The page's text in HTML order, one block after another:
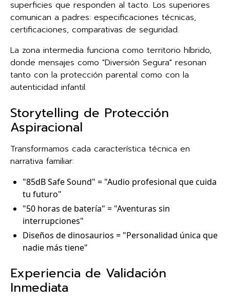
superficies que responden al tacto. Los superiores
comunican a padres: especificaciones técnicas,
certificaciones, comparativas de seguridad.
La zona intermedia funciona como territorio híbrido,
donde mensajes como "Diversión Segura" resonan
tanto con la protección parental como con la
autenticidad infantil.
Storytelling de Protección
Aspiracional
Transformamos cada característica técnica en
narrativa familiar:
"85dB Safe Sound" = "Audio profesional que cuida
tu futuro"
"50 horas de batería" = "Aventuras sin
interrupciones"
Diseños de dinosaurios = "Personalidad única que
nadie más tiene"
Experiencia de Validación
Inmediata